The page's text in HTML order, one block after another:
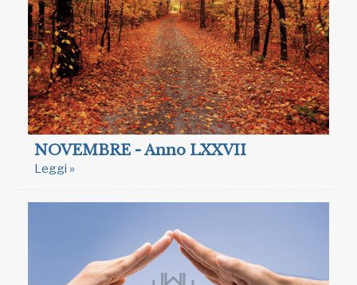
NOVEMBRE - Anno LXXVII
Leggi »